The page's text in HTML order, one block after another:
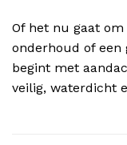
Of het nu gaat
onderhoud of een
begint met
veilig, waterdicht